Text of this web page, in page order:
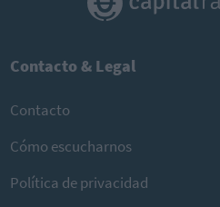
Contacto & Legal
Contacto
Cómo escucharnos
Política de privacidad